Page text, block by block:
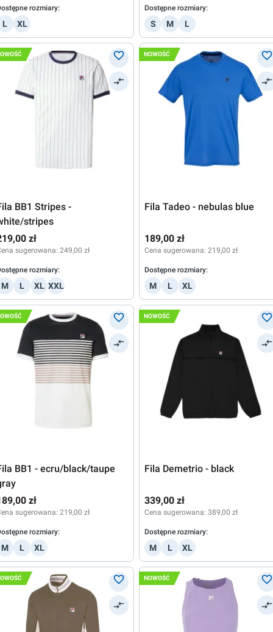
rozmiary:
L XL
Dostępne rozmiary:
S M L
BB1 Stripes -
stripes
zł
sugerowana: 249,00 zł
rozmiary:
M L XL XXL
NOWOŚĆ
Fila Tadeo - nebulas blue
189,00 zł
Cena sugerowana: 219,00 zł
Dostępne rozmiary:
M L XL
BB1 - ecru/black/taupe
zł
sugerowana: 219,00 zł
rozmiary:
M L XL
NOWOŚĆ
Fila Demetrio - black
339,00 zł
Cena sugerowana: 389,00 zł
Dostępne rozmiary:
M L XL
NOWOŚĆ